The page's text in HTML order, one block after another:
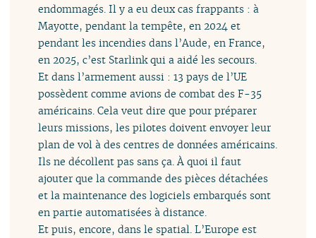
endommagés. Il y a eu deux cas frappants : à
Mayotte, pendant la tempête, en 2024 et
pendant les incendies dans l’Aude, en France,
en 2025, c’est Starlink qui a aidé les secours.
Et dans l’armement aussi : 13 pays de l’UE
possèdent comme avions de combat des F-35
américains. Cela veut dire que pour préparer
leurs missions, les pilotes doivent envoyer leur
plan de vol à des centres de données américains.
Ils ne décollent pas sans ça. À quoi il faut
ajouter que la commande des pièces détachées
et la maintenance des logiciels embarqués sont
en partie automatisées à distance.
Et puis, encore, dans le spatial. L’Europe est